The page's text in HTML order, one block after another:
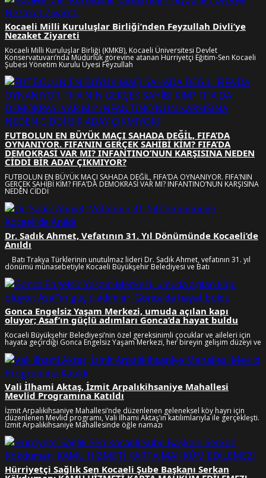
Kocaeli Milli Kuruluşlar Birliği’nden Feyzullah Divli’ye
Nezaket Ziyareti
Kocaeli Milli Kuruluşlar Birliği (KMKB), Kocaeli Üniversitesi Devlet
Konservatuvarı’nda Müdürlük görevine atanan Hürriyetçi Eğitim-Sen Kocaeli
Şubesi Yönetim Kurulu Üyesi Feyzullah
FUTBOLUN EN BÜYÜK MAÇI SAHADA DEĞİL, FIFA’DA
OYNANIYOR. FIFA’NIN GERÇEK SAHİBİ KİM? FIFA’DA
DEMOKRASİ VAR MI? INFANTINO’NUN KARŞISINA NEDEN
CİDDİ BİR ADAY ÇIKMIYOR?
FUTBOLUN EN BÜYÜK MAÇI SAHADA DEĞİL, FIFA’DA OYNANIYOR. FIFA’NIN
GERÇEK SAHİBİ KİM? FIFA’DA DEMOKRASİ VAR MI? INFANTINO’NUN KARŞISINA
NEDEN CİDDİ
Dr. Sadık Ahmet, Vefatının 31. Yıl Dönümünde Kocaeli’de
Anıldı
Batı Trakya Türklerinin unutulmaz lideri Dr. Sadık Ahmet, vefatının 31. yıl
dönümü münasebetiyle Kocaeli Büyükşehir Belediyesi ve Batı
Gonca Engelsiz Yaşam Merkezi, umuda açılan kapı
oluyor; Asaf’ın güçlü adımları Gonca’da hayat buldu
Kocaeli Büyükşehir Belediyesi’nin özel gereksinimli çocuklar ve aileleri için
hayata geçirdiği Gonca Engelsiz Yaşam Merkezi, her bireyin gelişim düzeyi ve
Vali İlhami Aktaş, İzmit Arpalıkihsaniye Mahallesi
Mevlid Programına Katıldı
İzmit Arpalıkihsaniye Mahallesi’nde düzenlenen geleneksel köy hayrı için
düzenlenen Mevlid programı, Vali İlhami Aktaş’ın katılımlarıyla ile gerçekleşti.
İzmit Arpalıkihsaniye Mahallesinde öğle namazı
Hürriyetçi Sağlık Sen Kocaeli Şube Başkanı Serkan